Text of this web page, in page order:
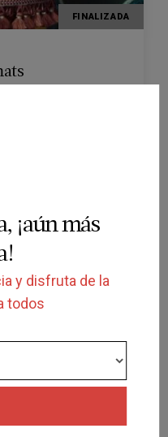
¡aún más
y disfruta de la
todos
FINALIZADA
NOSTRA